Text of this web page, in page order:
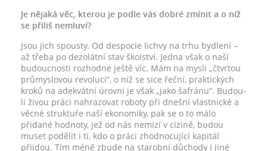
Je nějaká věc, kterou je podle vás dobré zmínit a o níž
se příliš nemluví?
Jsou jich spousty. Od despocie lichvy na trhu bydlení –
až třeba po dezolátní stav školství. Jedna však o naší
budoucnosti rozhodne ještě víc. Mám na mysli „čtvrtou
průmyslovou revoluci“, o níž se sice řeční, praktických
kroků na adekvátní úrovni je však „jako šafránu“. Budou-
li živou práci nahrazovat roboty při dnešní vlastnické a
věcné struktuře naší ekonomiky, pak se o to málo
přidané hodnoty, jež od nás nemizí v cizině, budou
muset podělit i ti, kdo o práci zhodnocující kapitál
přijdou. Tím méně zbude na starobní důchody i jiné